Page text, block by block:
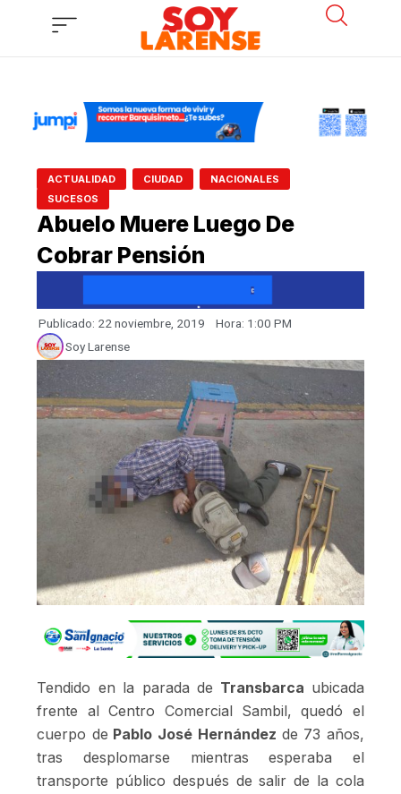
ACTUALIDAD CIUDAD NACIONALES
SUCESOS
Abuelo Muere Luego De
Cobrar Pensión
Publicado: 22 noviembre, 2019 Hora: 1:00 PM
Soy Larense
Tendido en la parada de Transbarca ubicada
frente al Centro Comercial Sambil, quedó el
cuerpo de Pablo José Hernández de 73 años,
tras desplomarse mientras esperaba el
transporte público después de salir de la cola